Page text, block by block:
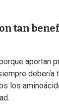
tan
aportan
debería
los